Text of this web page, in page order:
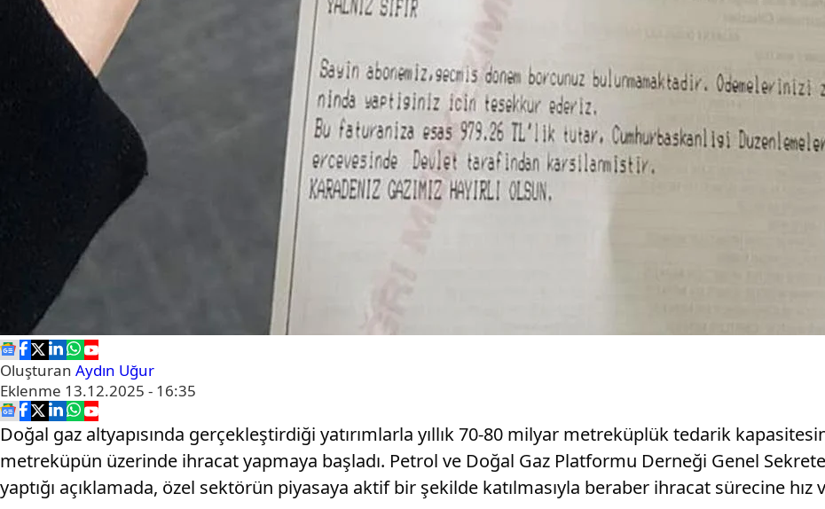
Oluşturan Aydın Uğur
Eklenme 13.12.2025 - 16:35
Doğal gaz altyapısında gerçekleştirdiği yatırımlarla yıllık 70-80 milyar metreküplük tedarik
metreküpün üzerinde ihracat yapmaya başladı. Petrol ve Doğal Gaz Platformu Derneği Genel
yaptığı açıklamada, özel sektörün piyasaya aktif bir şekilde katılmasıyla beraber ihracat sürecine